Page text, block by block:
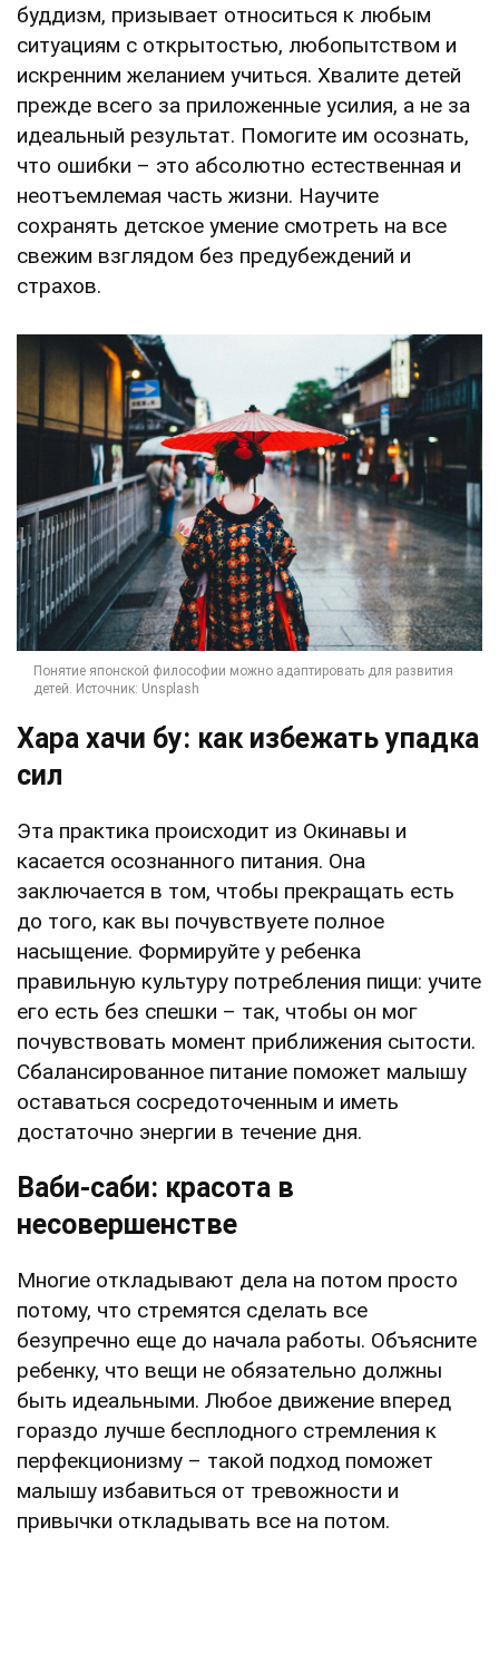
буддизм, призывает относиться к любым
ситуациям с открытостью, любопытством и
искренним желанием учиться. Хвалите детей
прежде всего за приложенные усилия, а не за
идеальный результат. Помогите им осознать,
что ошибки – это абсолютно естественная и
неотъемлемая часть жизни. Научите
сохранять детское умение смотреть на все
свежим взглядом без предубеждений и
страхов.
Хара хачи бу: как избежать упадка
сил
Эта практика происходит из Окинавы и
касается осознанного питания. Она
заключается в том, чтобы прекращать есть
до того, как вы почувствуете полное
насыщение. Формируйте у ребенка
правильную культуру потребления пищи: учите
его есть без спешки – так, чтобы он мог
почувствовать момент приближения сытости.
Сбалансированное питание поможет малышу
оставаться сосредоточенным и иметь
достаточно энергии в течение дня.
Ваби-саби: красота в
несовершенстве
Многие откладывают дела на потом просто
потому, что стремятся сделать все
безупречно еще до начала работы. Объясните
ребенку, что вещи не обязательно должны
быть идеальными. Любое движение вперед
гораздо лучше бесплодного стремления к
перфекционизму – такой подход поможет
малышу избавиться от тревожности и
привычки откладывать все на потом.